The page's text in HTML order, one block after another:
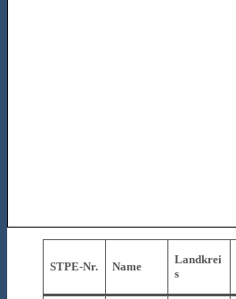
STPE-Nr. Name
Landkrei
s